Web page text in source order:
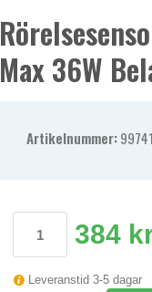
Max 36W
Artikelnummer:
384
Leveranstid 3-5 dagar